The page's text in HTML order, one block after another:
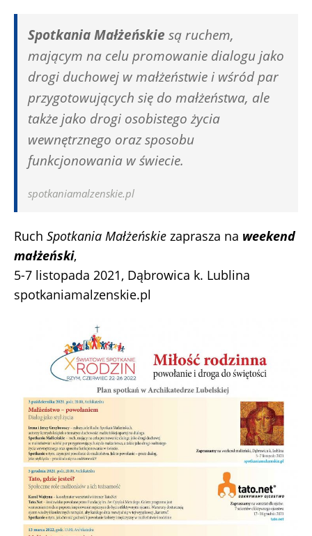
Spotkania Małżeńskie są ruchem,
mającym na celu promowanie dialogu jako
drogi duchowej w małżeństwie i wśród par
przygotowujących się do małżeństwa, ale
także jako drogi osobistego życia
wewnętrznego oraz sposobu
funkcjonowania w świecie.
spotkaniamalzenskie.pl
Ruch Spotkania Małżeńskie zaprasza na weekend
małżeński,
5-7 listopada 2021, Dąbrowica k. Lublina
spotkaniamalzenskie.pl